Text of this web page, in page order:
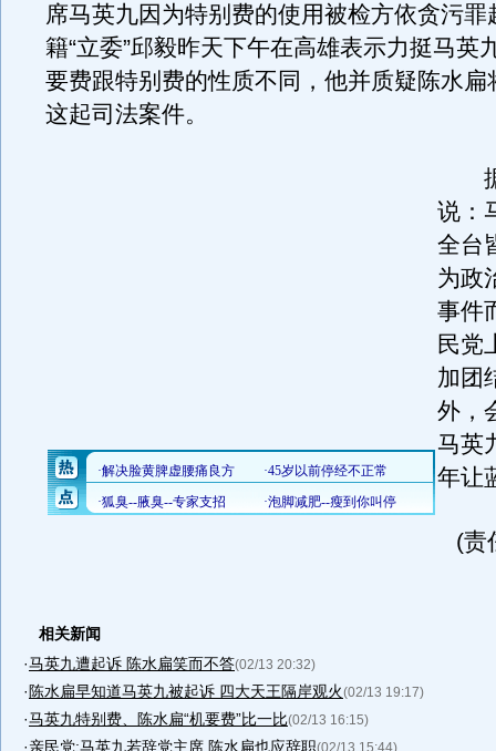
席马英九因为特别费的使用被检方依贪污罪
籍“立委”邱毅昨天下午在高雄表示力挺马英
要费跟特别费的性质不同，他并质疑陈水扁
这起司法案件。
据
说：
全台
为政
事件
民党
加团
外，
马英
年让
(责
相关新闻
·马英九遭起诉 陈水扁笑而不答(02/13 20:32)
· 陈水扁早知道马英九被起诉 四大天王隔岸观火(02/13 19:17)
·马英九特别费、陈水扁“机要费”比一比(02/13 16:15)
·亲民党:马英九若辞党主席 陈水扁也应辞职(02/13 15:44)